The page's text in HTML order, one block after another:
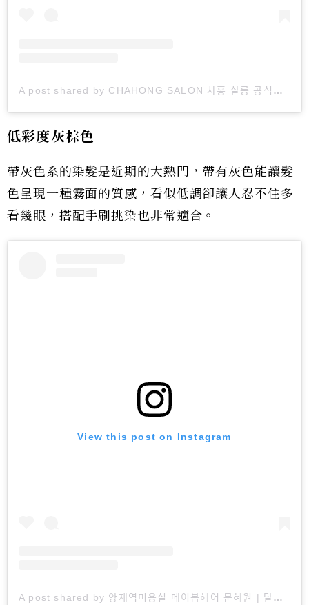
A post shared by CHAHONG SALON 차홍 살롱 공식계정 (@chahong_official)
低彩度灰棕色
帶灰色系的染髮是近期的大熱門，帶有灰色能讓髮
色呈現一種霧面的質感，看似低調卻讓人忍不住多
看幾眼，搭配手刷挑染也非常適合。
View this post on Instagram
A post shared by 양재역미용실 메이봄헤어 문혜원 | 탈색전문 붙임머리 허쉬컷 (@maybom_moonhyewon)